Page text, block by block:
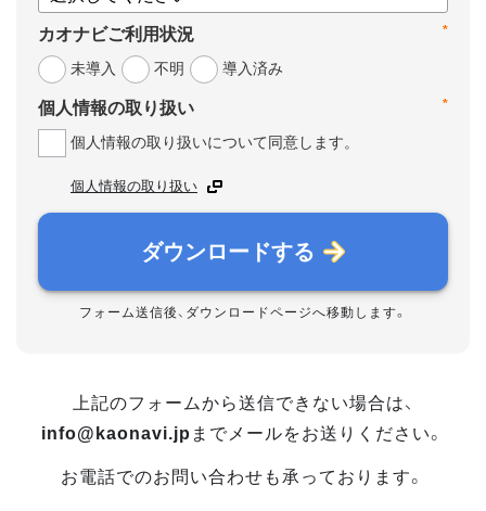
*
カオナビご利用状況
未導入
不明 導入済み
*
個人情報の取り扱い
個人情報の取り扱いについて同意します。
個人情報の取り扱い
ダウンロードする
フォーム送信後、ダウンロードページへ移動します。
上記のフォームから送信できない場合は、
info@kaonavi.jp までメールをお送りください。
お電話でのお問い合わせも承っております。